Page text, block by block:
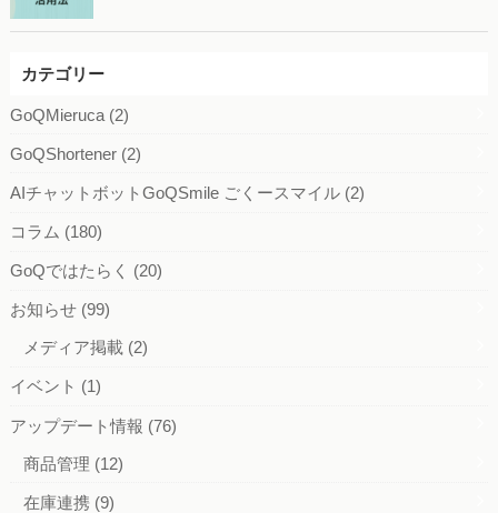
カテゴリー
GoQMieruca (2)
GoQShortener (2)
AIチャットボットGoQSmile ごくースマイル (2)
コラム (180)
GoQではたらく (20)
お知らせ (99)
メディア掲載 (2)
イベント (1)
アップデート情報 (76)
商品管理 (12)
在庫連携 (9)